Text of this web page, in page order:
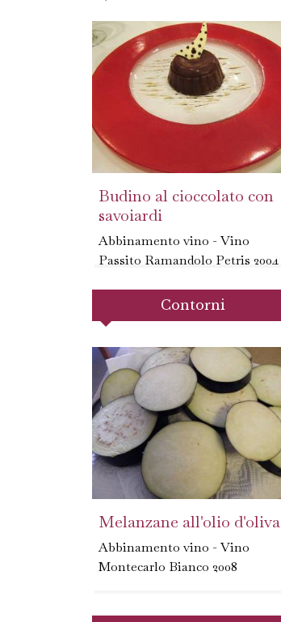
Budino al cioccolato con
savoiardi
Abbinamento vino - Vino
Passito Ramandolo Petris 2004
Contorni
Melanzane all'olio d'oliva
Abbinamento vino - Vino
Montecarlo Bianco 2008